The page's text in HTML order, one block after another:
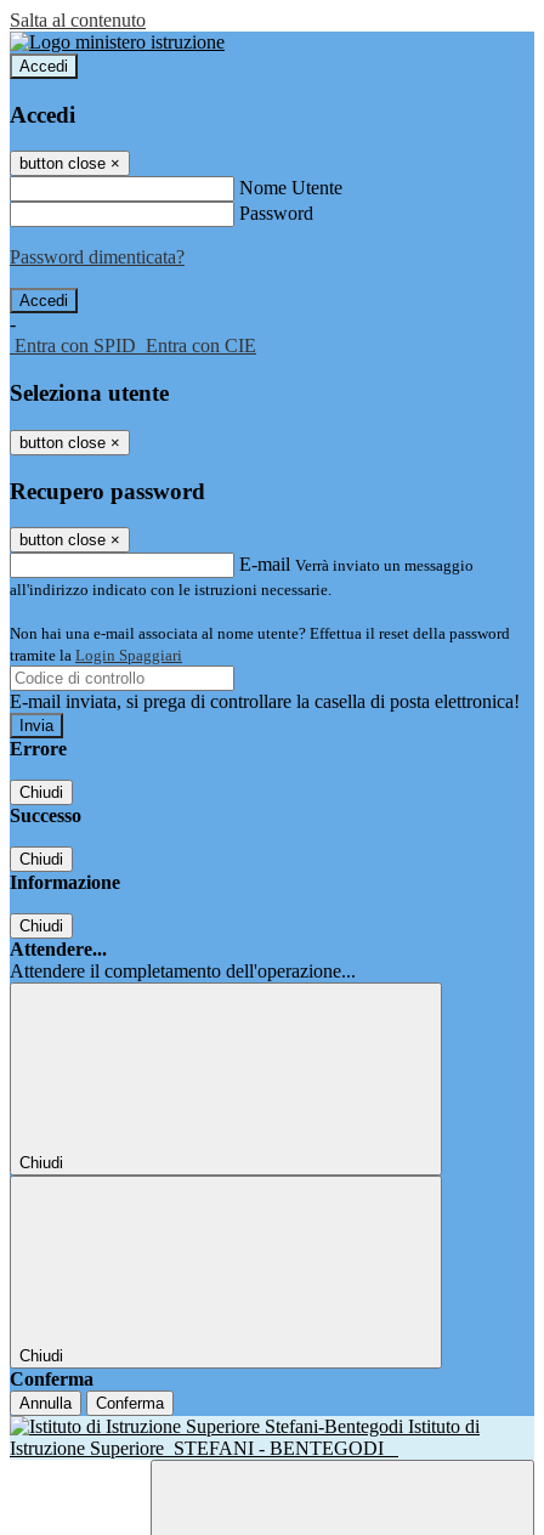
Salta al contenuto
Accedi
Accedi
button close ×
Nome Utente
Password
Password dimenticata?
-
Entra con SPID Entra con CIE
Seleziona utente
button close ×
Recupero password
button close ×
E-mail Verrà inviato un messaggio
all'indirizzo indicato con le istruzioni necessarie.
Non hai una e-mail associata al nome utente? Effettua il reset della password
tramite la Login Spaggiari
E-mail inviata, si prega di controllare la casella di posta elettronica!
Errore
Chiudi
Successo
Chiudi
Informazione
Chiudi
Attendere...
Attendere il completamento dell'operazione...
Chiudi
Chiudi
Conferma
Annulla Conferma
Istituto di
Istruzione Superiore STEFANI - BENTEGODI